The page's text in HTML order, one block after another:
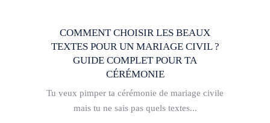
COMMENT CHOISIR LES BEAUX
TEXTES POUR UN MARIAGE CIVIL ?
GUIDE COMPLET POUR TA
CÉRÉMONIE
Tu veux pimper ta cérémonie de mariage civile
mais tu ne sais pas quels textes